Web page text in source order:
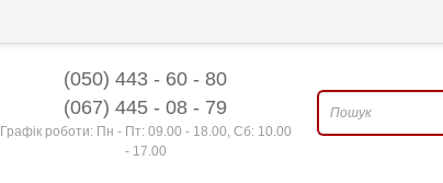
(050) 443 - 60 - 80
(067) 445 - 08 - 79
Графік роботи: Пн - Пт: 09.00 - 18.00, Сб: 10.00
- 17.00